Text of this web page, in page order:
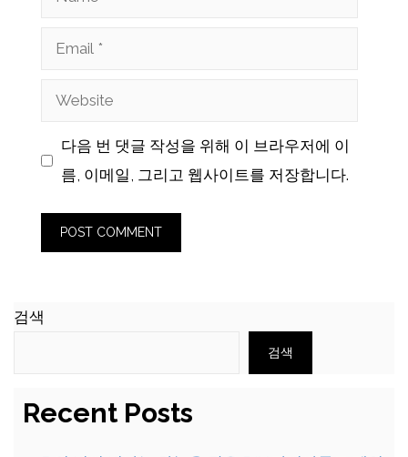
Email
Website
다음 번 댓글 작성을 위해 이 브라우저에 이
름, 이메일, 그리고 웹사이트를 저장합니다.
검색
검색
Recent Posts